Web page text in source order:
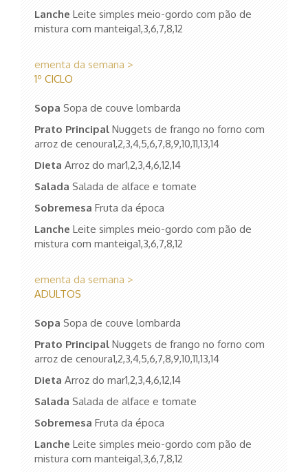
Lanche Leite simples meio-gordo com pão de
mistura com manteiga1,3,6,7,8,12
ementa da semana >
1º CICLO
Sopa Sopa de couve lombarda
Prato Principal Nuggets de frango no forno com
arroz de cenoura1,2,3,4,5,6,7,8,9,10,11,13,14
Dieta Arroz do mar1,2,3,4,6,12,14
Salada Salada de alface e tomate
Sobremesa Fruta da época
Lanche Leite simples meio-gordo com pão de
mistura com manteiga1,3,6,7,8,12
ementa da semana >
ADULTOS
Sopa Sopa de couve lombarda
Prato Principal Nuggets de frango no forno com
arroz de cenoura1,2,3,4,5,6,7,8,9,10,11,13,14
Dieta Arroz do mar1,2,3,4,6,12,14
Salada Salada de alface e tomate
Sobremesa Fruta da época
Lanche Leite simples meio-gordo com pão de
mistura com manteiga1,3,6,7,8,12